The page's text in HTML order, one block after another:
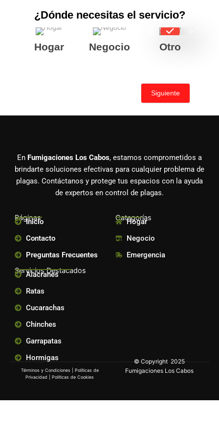
¿Dónde necesitas el servicio?
Hogar Negocio Otro
Siguiente
En Fumigaciones Los Cabos, estamos comprometidos a
brindarte soluciones efectivas para cualquier problema de
plagas. Contáctanos y protege tus espacios con la ayuda
de expertos en control de plagas.
Páginas
Inicio
Contacto
Preguntas Frecuentes
Categorías
Hogar
Negocio
Emergencia
Servicios Destacados
Alacranes
Ratas
Cucarachas
Chinches
Garrapatas
Hormigas
Términos y Condiciones| Políticas de
Privacidad
Políticas de Cookies
© Copyright 2025
Fumigaciones Los Cabos